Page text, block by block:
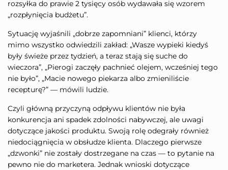
rozsyłka do prawie 2 tysięcy osób wydawała się wzorem
„rozpłynięcia budżetu”.
Sytuację wyjaśnili „dobrze zapomniani” klienci, którzy
mimo wszystko odwiedzili zakład: „Wasze wypieki kiedyś
były świeże przez tydzień, a teraz stają się suche do
wieczora”, „Pierogi zaczęły pachnieć olejem, wcześniej tego
nie było”, „Macie nowego piekarza albo zmieniliście
recepturę?” — mówili ludzie.
Czyli główną przyczyną odpływu klientów nie była
konkurencja ani spadek zdolności nabywczej, ale uwagi
dotyczące jakości produktu. Swoją rolę odegrały również
niedociągnięcia w obsłudze klienta. Dlaczego pierwsze
„dzwonki” nie zostały dostrzegane na czas — to pytanie na
pewno nie do marketera. Jednak wnioski dotyczące